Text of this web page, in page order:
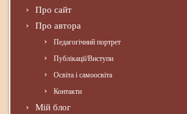
Про сайт
Про автора
Педагогічний портрет
Публікації/Виступи
Освіта і самоосвіта
Контакти
Мій блог